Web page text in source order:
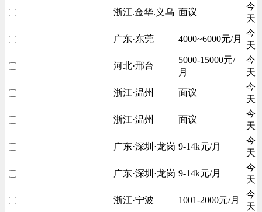
浙江.金华.义乌 面议
今
天
广东·东莞 4000~6000元/月
今
天
河北·邢台
5000-15000元/
月
今
天
浙江·温州 面议
今
天
浙江·温州 面议
今
天
广东·深圳·龙岗 9-14k元/月
今
天
广东·深圳·龙岗 9-14k元/月
今
天
浙江·宁波 1001-2000元/月
今
天